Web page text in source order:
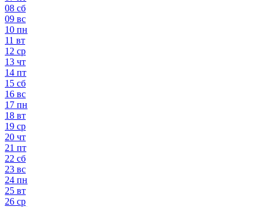
08 сб
09 вс
10 пн
11 вт
12 ср
13 чт
14 пт
15 сб
16 вс
17 пн
18 вт
19 ср
20 чт
21 пт
22 сб
23 вс
24 пн
25 вт
26 ср